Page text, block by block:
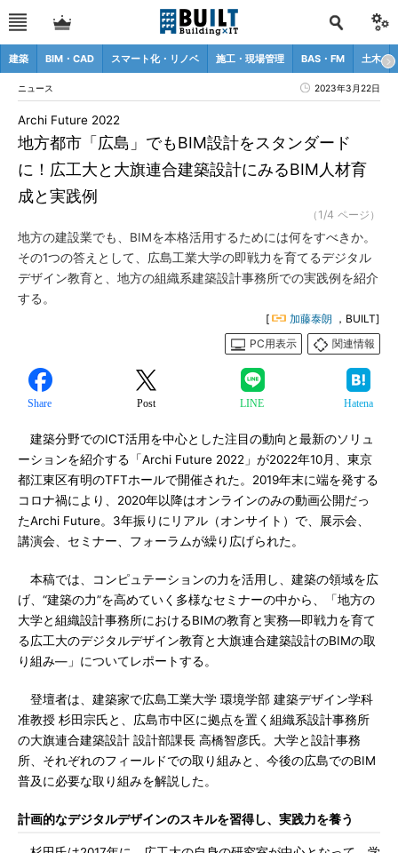
建築 BIM・CAD スマート化・リノベ 施工・現場管理 BAS・FM 土木
ニュース 2023年3月22日
地方都市「広島」でもBIM設計をスタンダード
に！広工大と大旗連合建築設計にみるBIM人材育
成と実践例
Archi Future 2022
（1/4 ページ）
地方の建設業でも、BIMを本格活用するためには何をすべきか。
その1つの答えとして、広島工業大学の即戦力を育てるデジタル
デザイン教育と、地方の組織系建築設計事務所での実践例を紹介
する。
[ 加藤泰朗 ，BUILT]
PC用表示
関連情報
Share Post LINE Hatena
建築分野でのICT活用を中心とした注目の動向と最新のソリュ
ーションを紹介する「Archi Future 2022」が2022年10月、東京
都江東区有明のTFTホールで開催された。2019年末に端を発する
コロナ禍により、2020年以降はオンラインのみの動画公開だっ
たArchi Future。3年振りにリアル（オンサイト）で、展示会、
講演会、セミナー、フォーラムが繰り広げられた。
本稿では、コンピュテーションの力を活用し、建築の領域を広
げ、“建築の力”を高めていく多様なセミナーの中から、「地方の
大学と組織設計事務所におけるBIMの教育と実務―即戦力を育て
る広工大のデジタルデザイン教育と大旗連合建築設計のBIMの取
り組み―」についてレポートする。
登壇者は、建築家で広島工業大学 環境学部 建築デザイン学科
准教授 杉田宗氏と、広島市中区に拠点を置く組織系設計事務所
の大旗連合建築設計 設計部課長 高橋智彦氏。大学と設計事務
所、それぞれのフィールドでの取り組みと、今後の広島でのBIM
普及に必要な取り組みを解説した。
計画的なデジタルデザインのスキルを習得し、実践力を養う